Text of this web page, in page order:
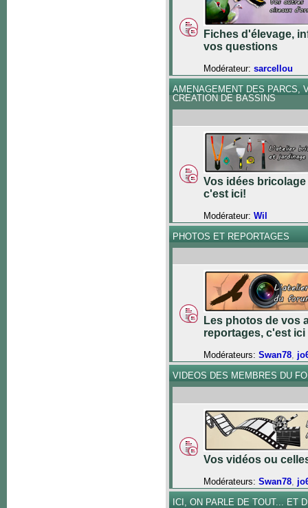
Fiches d'élevage,
vos questions
Modérateur: sarcellou
AMENAGEMENT DES PARCS,
CREATION DE BASSINS
Vos idées
c'est ici!
Modérateur: Wil
PHOTOS ET REPORTAGES
Les photos de vos
reportages, c'est ici
Modérateurs: Swan78,
VIDEOS DES MEMBRES DU
Vos vidéos ou
Modérateurs: Swan78,
ICI, ON PARLE DE TOUT... ET